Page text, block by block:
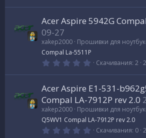
0
0
з
з
д
Acer Aspire 5942G
09-27
xakep2000 Прошивки для
Compal La-5511P
0
0
0
з
в
е
з
д
Скачивания 2
Acer Aspire E1-531-
Compal LA-7912P rev 2.0
xakep2000 Прошивки для
Q5WV1 Compal LA-7912P rev 2.0
0 Скачивания 0